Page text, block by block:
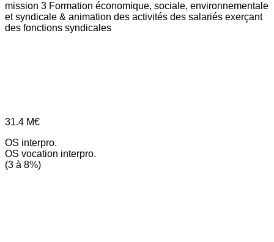
mission 3 Formation économique, sociale, environnementale
et syndicale & animation des activités des salariés exerçant
des fonctions syndicales
31.4 M€
OS interpro.
OS vocation interpro.
(3 à 8%)